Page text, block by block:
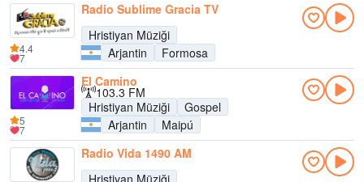
Radio Sublime Gracia TV
Hristiyan Müziği
Arjantin
Formosa
4.4
7
El Camino
103.3 FM
Hristiyan Müziği
Gospel
Arjantin
Maipú
5
7
Radio Vida 1490 AM
Hristiyan Müziği